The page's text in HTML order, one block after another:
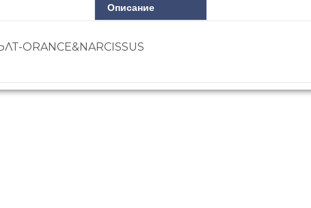
Описание
ORANCE&NARCISSUS